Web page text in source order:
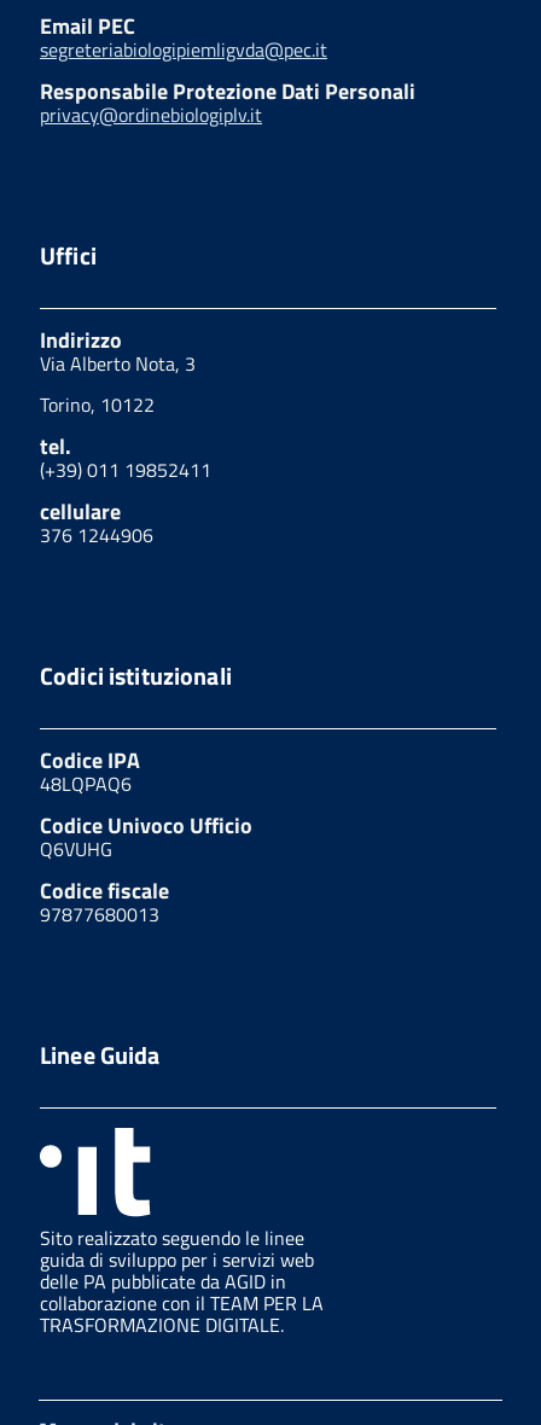
Email PEC
segreteriabiologipiemligvda@pec.it
Responsabile Protezione Dati Personali
privacy@ordinebiologiplv.it
Uffici
Indirizzo
Via Alberto Nota, 3
Torino, 10122
tel.
(+39) 011 19852411
cellulare
376 1244906
Codici istituzionali
Codice IPA
48LQPAQ6
Codice Univoco Ufficio
Q6VUHG
Codice fiscale
97877680013
Linee Guida
Sito realizzato seguendo le linee
guida di sviluppo per i servizi web
delle PA pubblicate da AGID in
collaborazione con il TEAM PER LA
TRASFORMAZIONE DIGITALE.